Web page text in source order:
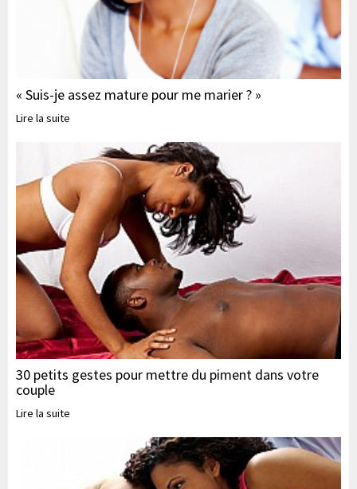
« Suis-je assez mature pour me marier ? »
Lire la suite
30 petits gestes pour mettre du piment dans votre
couple
Lire la suite